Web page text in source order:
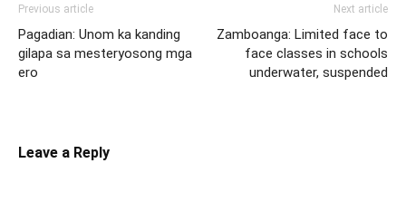
Previous article
Pagadian: Unom ka kanding
gilapa sa mesteryosong mga
ero
Next article
Zamboanga: Limited face to
face classes in schools
underwater, suspended
Leave a Reply